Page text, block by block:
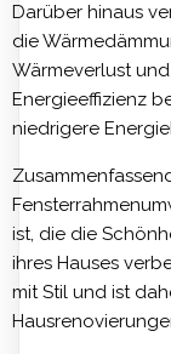
Darüber hinaus
die
Wärmeverlust
Energieeffizienz
niedrigere
ist, die die
ihres Hauses
mit Stil und ist